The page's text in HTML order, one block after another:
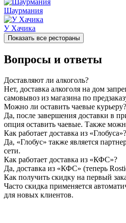
Шаурмания
У Хачика
Показать все рестораны
Вопросы и ответы
Доставляют ли алкоголь?
Нет, доставка алкоголя на дом
самовывоз из магазина по
Можно ли оставить чаевые курьеру?
Да, после завершения доставки в
опция оставить чаевые. Также
Как работает доставка из «Глобуса»?
Да, «Глобус» также является
сети.
Как работает доставка из «КФС»?
Да, доставка из «КФС» (теперь
Как получить скидку на первый
Часто скидка применяется
для новых клиентов.